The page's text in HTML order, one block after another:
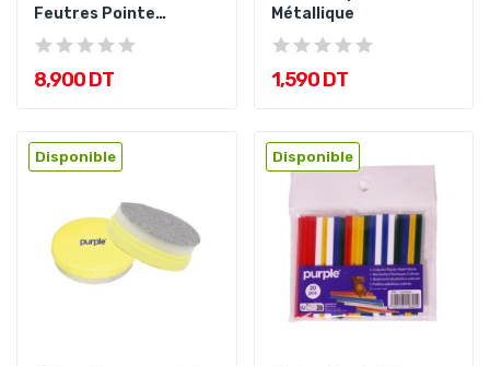
Feutres Pointe
Moyenne 2,8 mm...
8,900 DT
Métallique
1,590 DT
Disponible Disponible